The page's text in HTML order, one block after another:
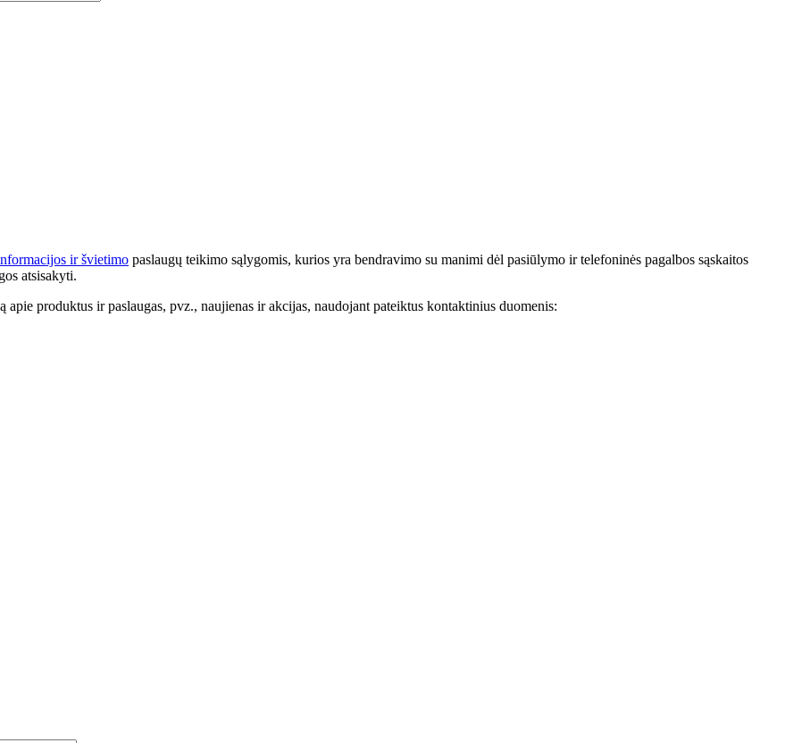
ir švietimo paslaugų teikimo sąlygomis, kurios yra bendravimo su manimi dėl pasiūlymo ir telefoninės pagalbos sąskaitos
atsisakyti.
produktus ir paslaugas, pvz., naujienas ir akcijas, naudojant pateiktus kontaktinius duomenis: